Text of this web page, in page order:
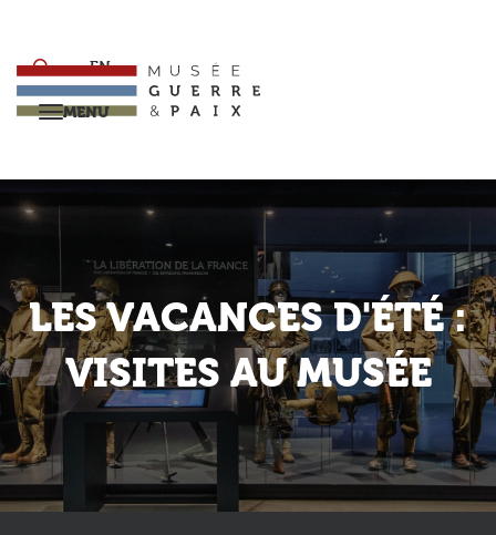
contenu
principal
EN
MENU
Retour
LES VACANCES D'ÉTÉ :
VISITES AU MUSÉE